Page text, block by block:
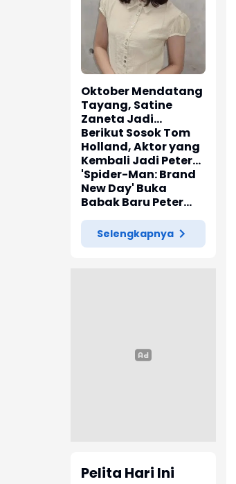
Oktober Mendatang
Tayang, Satine
Zaneta Jadi
Pemeran Utama Film
Siti Si Vampir
Berikut Sosok Tom
Holland, Aktor yang
Kembali Jadi Peter
Parker di 'Spider-
Man: Brand New Day'
'Spider-Man: Brand
New Day' Buka
Babak Baru Peter
Parker di Marvel
Cinematic Universe
Selengkapnya
Pelita Hari Ini